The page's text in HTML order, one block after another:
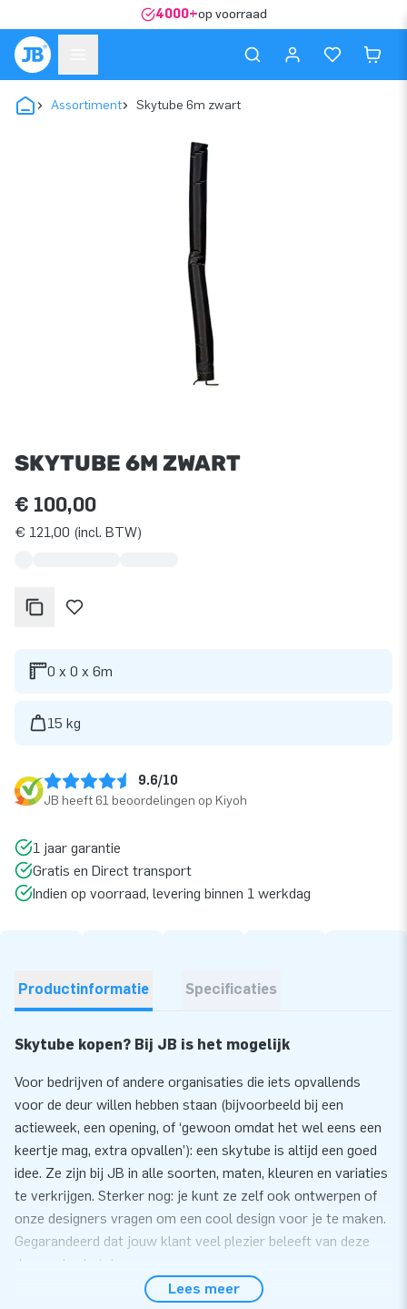
4000+op voorraad
Assortiment Skytube 6m zwart
SKYTUBE 6M ZWART
€ 100,00
€ 121,00 (incl. BTW)
0 x 0 x 6m
15 kg
9.6/10
JB heeft 61 beoordelingen op Kiyoh
1 jaar garantie
Gratis en Direct transport
Indien op voorraad, levering binnen 1 werkdag
Productinformatie Specificaties
Skytube kopen? Bij JB is het mogelijk
Voor bedrijven of andere organisaties die iets opvallends
voor de deur willen hebben staan (bijvoorbeeld bij een
actieweek, een opening, of ‘gewoon omdat het wel eens een
keertje mag, extra opvallen’): een skytube is altijd een goed
idee. Ze zijn bij JB in alle soorten, maten, kleuren en variaties
te verkrijgen. Sterker nog: je kunt ze zelf ook ontwerpen of
onze designers vragen om een cool design voor je te maken.
Gegarandeerd dat jouw klant veel plezier beleeft van deze
dansende skytubes.
Lees meer